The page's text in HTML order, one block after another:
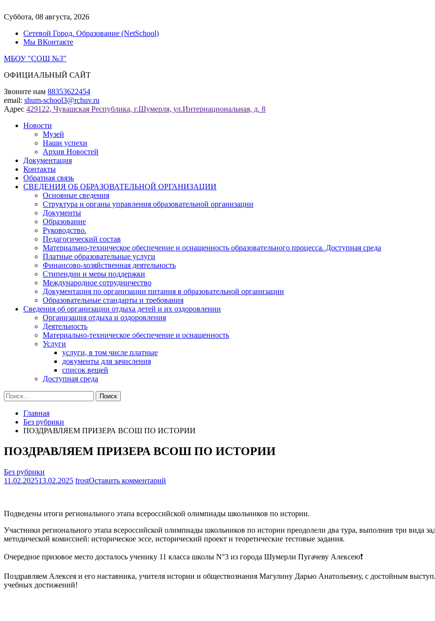
к
Суббота, 08 августа, 2026
Сетевой Город. Образование (NetSchool)
Мы ВКонтакте
МБОУ "СОШ №3"
ОФИЦИАЛЬНЫЙ САЙТ
Звоните нам 88353622454
email: shum-school3@rchuv.ru
Адрес 429122, Чувашская Республика, г.Шумерля, ул.Интернациональная, д. 8
Новости
Музей
Наши успехи
Архив Новостей
Документация
Контакты
Обратная связь
СВЕДЕНИЯ ОБ ОБРАЗОВАТЕЛЬНОЙ ОРГАНИЗАЦИИ
Основные сведения
Структура и органы управления образовательной организации
Документы
Образование
Руководство.
Педагогический состав
Материально-техническое обеспечение и оснащенность образовательного процесса. Доступная среда
Платные образовательные услуги
Финансово-хозяйственная деятельность
Стипендии и меры поддержки
Международное сотрудничество
Документация по организации питания в образовательной организации
Образовательные стандарты и требования
Сведения об организации отдыха детей и их оздоровлении
Организация отдыха и оздоровления
Деятельность
Материально-техническое обеспечение и оснащенность
Услуги
услуги, в том числе платные
документы для зачисления
список вещей
Доступная среда
Найти:
Главная
Без рубрики
ПОЗДРАВЛЯЕМ ПРИЗЕРА ВСОШ ПО ИСТОРИИ
ПОЗДРАВЛЯЕМ ПРИЗЕРА ВСОШ ПО ИСТОРИИ
Без рубрики
11.02.202513.02.2025 frostОставить комментарий
ПО
Подведены итоги регионального этапа всероссийской олимпиады школьников по истории.
Участники регионального этапа всероссийской олимпиады школьников по истории преодолели два тура, выполнив три вида
методической комиссией: историческое эссе, исторический проект и теоретические тестовые задания.
Очередное призовое место досталось ученику 11 класса школы N°3 из города Шумерли Пугачеву Алексею❗
Поздравляем Алексея и его наставника, учителя истории и обществознания Магулину Дарью Анатольевну, с достойным
учебных достижений!